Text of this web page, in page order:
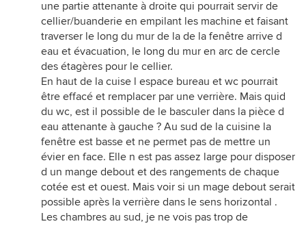
une partie attenante à droite qui pourrait servir de
cellier/buanderie en empilant les machine et faisant
traverser le long du mur de la de la fenêtre arrive d
eau et évacuation, le long du mur en arc de cercle
des étagères pour le cellier.
En haut de la cuise l espace bureau et wc pourrait
être effacé et remplacer par une verrière. Mais quid
du wc, est il possible de le basculer dans la pièce d
eau attenante à gauche ? Au sud de la cuisine la
fenêtre est basse et ne permet pas de mettre un
évier en face. Elle n est pas assez large pour disposer
d un mange debout et des rangements de chaque
cotée est et ouest. Mais voir si un mage debout serait
possible après la verrière dans le sens horizontal .
Les chambres au sud, je ne vois pas trop de